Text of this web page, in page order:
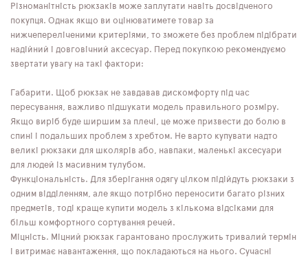
Різноманітність рюкзаків може заплутати навіть досвідченого
покупця. Однак якщо ви оцінюватимете товар за
нижчепереліченими критеріями, то зможете без проблем підібрати
надійний і довговічний аксесуар. Перед покупкою рекомендуємо
звертати увагу на такі фактори:
Габарити. Щоб рюкзак не завдавав дискомфорту під час
пересування, важливо підшукати модель правильного розміру.
Якщо виріб буде ширшим за плечі, це може призвести до болю в
спині і подальших проблем з хребтом. Не варто купувати надто
великі рюкзаки для школярів або, навпаки, маленькі аксесуари
для людей із масивним тулубом.
Функціональність. Для зберігання одягу цілком підійдуть рюкзаки з
одним відділенням, але якщо потрібно переносити багато різних
предметів, тоді краще купити модель з кількома відсіками для
більш комфортного сортування речей.
Міцність. Міцний рюкзак гарантовано прослужить тривалий термін
і витримає навантаження, що покладаються на нього. Сучасні